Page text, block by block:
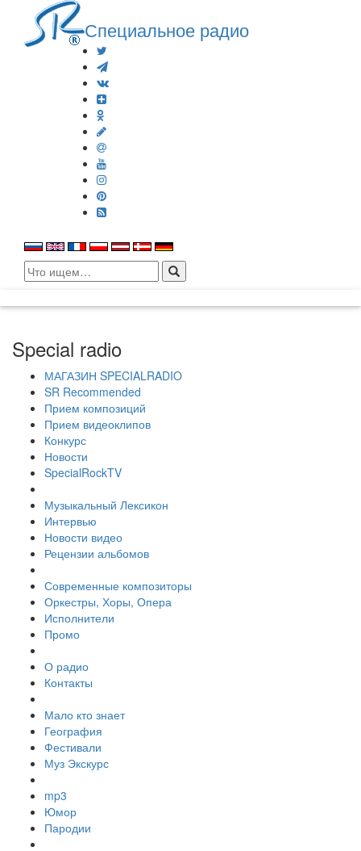
Специальное радио
Search
for:
Special radio
МАГАЗИН SPECIALRADIO
SR Recommended
Прием композиций
Прием видеоклипов
Конкурс
Новости
SpecialRockTV
Музыкальный Лексикон
Интервью
Новости видео
Рецензии альбомов
Современные композиторы
Оркестры, Хоры, Опера
Исполнители
Промо
О радио
Контакты
Мало кто знает
География
Фестивали
Муз Экскурс
mp3
Юмор
Пародии